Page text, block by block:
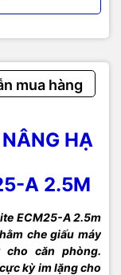
mua hàng
HẠ
A 2.5M
ECM25-A 2.5m
che giấu máy
căn phòng.
kỳ im lặng cho